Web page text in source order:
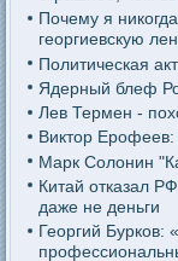
Почему я
георгиевскую
Политическая
Ядерный блеф
Лев Термен -
Виктор Ерофеев:
Марк Солонин
Китай отказал
даже не деньги
Георгий